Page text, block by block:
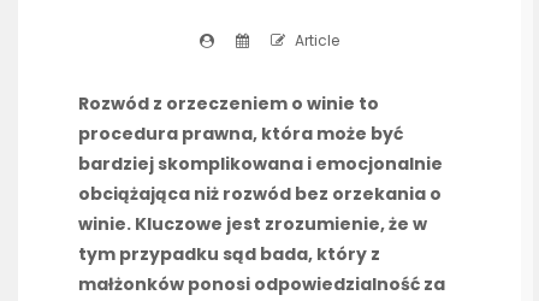
Article
Rozwód z orzeczeniem o winie to
procedura prawna, która może być
bardziej skomplikowana i emocjonalnie
obciążająca niż rozwód bez orzekania o
winie. Kluczowe jest zrozumienie, że w
tym przypadku sąd bada, który z
małżonków ponosi odpowiedzialność za